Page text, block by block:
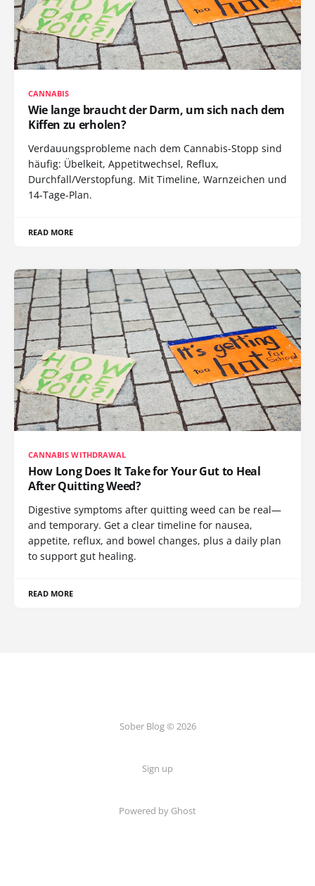
CANNABIS
Wie lange braucht der Darm, um sich nach dem
Kiffen zu erholen?
Verdauungsprobleme nach dem Cannabis-Stopp sind
häufig: Übelkeit, Appetitwechsel, Reflux,
Durchfall/Verstopfung. Mit Timeline, Warnzeichen und
14-Tage-Plan.
READ MORE
CANNABIS WITHDRAWAL
How Long Does It Take for Your Gut to Heal
After Quitting Weed?
Digestive symptoms after quitting weed can be real—
and temporary. Get a clear timeline for nausea,
appetite, reflux, and bowel changes, plus a daily plan
to support gut healing.
READ MORE
Sober Blog © 2026
Sign up
Powered by Ghost